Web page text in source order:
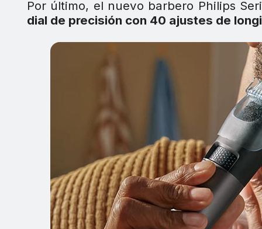
Por último, el nuevo barbero Philips
dial de precisión con 40 ajustes de